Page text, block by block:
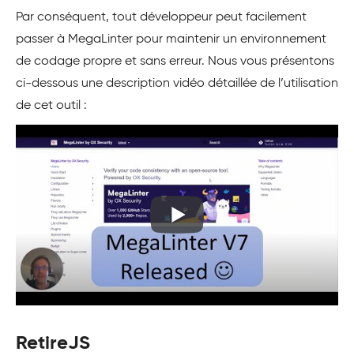
Par conséquent, tout développeur peut facilement
passer à MegaLinter pour maintenir un environnement
de codage propre et sans erreur. Nous vous présentons
ci-dessous une description vidéo détaillée de l’utilisation
de cet outil :
RetireJS